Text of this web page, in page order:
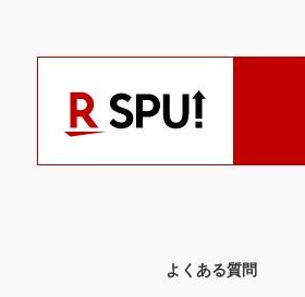
よくある質問